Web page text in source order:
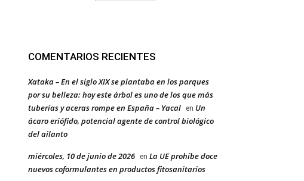
COMENTARIOS RECIENTES
Xataka – En el siglo XIX se plantaba en los parques
por su belleza: hoy este árbol es uno de los que más
tuberías y aceras rompe en España – Yacal
en Un
ácaro eriófido, potencial agente de control biológico
del ailanto
miércoles, 10 de junio de 2026 en La UE prohíbe doce
nuevos coformulantes en productos fitosanitarios